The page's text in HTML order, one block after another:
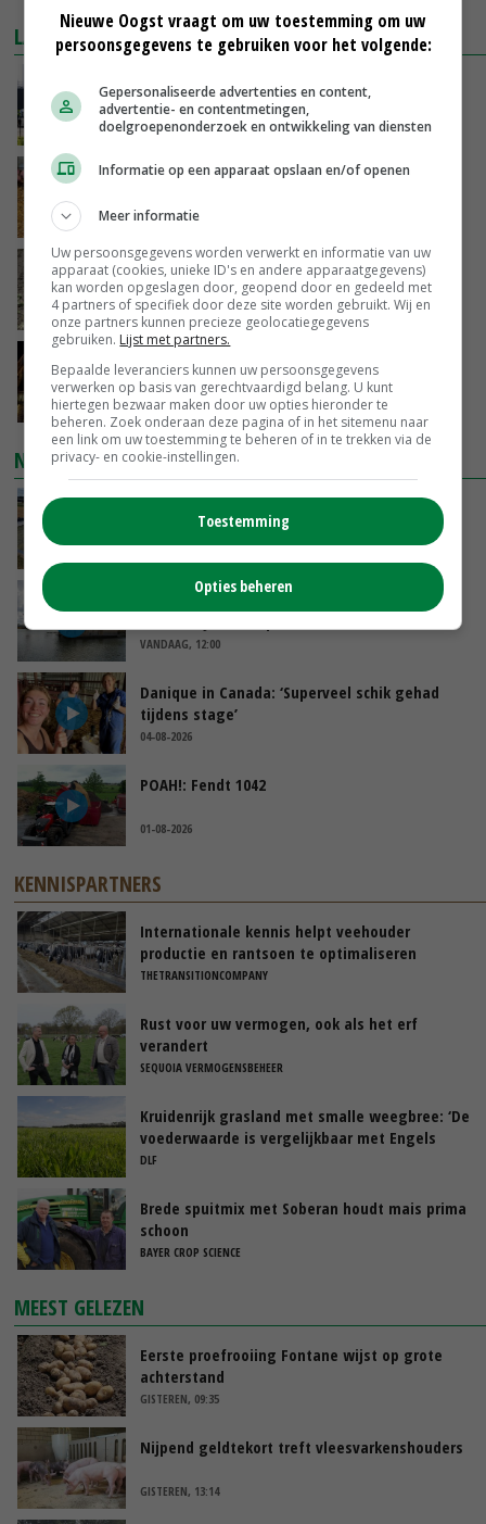
LAATSTE NIEUWS
Gemiddelde Europese melkprijs daalt licht in
juni
VANDAAG, 17:04
Frans onderzoekcentrum bestrijkt hele
VANDAAG, 15:29
Emmeloord noteert eerste zaaiuien op
maximaal 20 euro
VANDAAG, 14:59
Spontane boerenacties in Twente en
Apeldoorn zetten de trend
VANDAAG, 14:48
NIEUWSTE VIDEO'S
Droogte veroorzaakt steeds meer problemen:
‘Bassin afgelopen week al leeg’
Koeien van enige drijvende boerderij ter
VANDAAG, 12:00
Danique in Canada: ‘Superveel schik gehad
tijdens stage’
04-08-2026
POAH!: Fendt 1042
01-08-2026
KENNISPARTNERS
Internationale kennis helpt veehouder
productie en rantsoen te optimaliseren
THETRANSITIONCOMPANY
Rust voor uw vermogen, ook als het erf
verandert
SEQUOIA VERMOGENSBEHEER
Kruidenrijk grasland met smalle weegbree: ‘De
voederwaarde is vergelijkbaar met Engels
raaigras’
DLF
Brede spuitmix met Soberan houdt mais prima
schoon
BAYER CROP SCIENCE
MEEST GELEZEN
Eerste proefrooiing Fontane wijst op grote
achterstand
GISTEREN, 09:35
Nijpend geldtekort treft vleesvarkenshouders
GISTEREN, 13:14
Nieuwe Oogst vraagt om uw toestemming om uw
persoonsgegevens te gebruiken voor het volgende:
Gepersonaliseerde advertenties en content,
advertentie- en contentmetingen,
doelgroepenonderzoek en ontwikkeling van diensten
Informatie op een apparaat opslaan en/of openen
Meer informatie
Uw persoonsgegevens worden verwerkt en informatie van uw
apparaat (cookies, unieke ID's en andere apparaatgegevens)
kan worden opgeslagen door, geopend door en gedeeld met
4 partners of specifiek door deze site worden gebruikt. Wij en
onze partners kunnen precieze geolocatiegegevens
gebruiken. Lijst met partners.
Bepaalde leveranciers kunnen uw persoonsgegevens
verwerken op basis van gerechtvaardigd belang. U kunt
hiertegen bezwaar maken door uw opties hieronder te
beheren. Zoek onderaan deze pagina of in het sitemenu naar
een link om uw toestemming te beheren of in te trekken via de
privacy- en cookie-instellingen.
Toestemming
Opties beheren